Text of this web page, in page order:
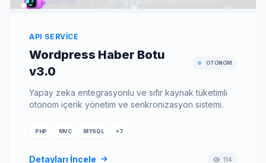
API SERVICE
Wordpress Haber Botu
v3.0
OTONOM
Yapay zeka entegrasyonlu ve sıfır kaynak tüketimli
otonom içerik yönetim ve senkronizasyon sistemi.
PHP MVC MYSQL +7
Detayları İncele 114